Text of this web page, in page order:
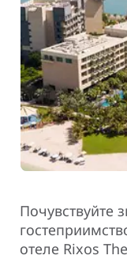
Почувствуйте
отеле Rixos